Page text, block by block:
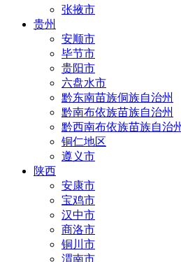
张掖市
贵州
安顺市
毕节市
贵阳市
六盘水市
黔东南苗族侗族自治州
黔南布依族苗族自治州
黔西南布依族苗族自治
铜仁地区
遵义市
陕西
安康市
宝鸡市
汉中市
商洛市
铜川市
渭南市